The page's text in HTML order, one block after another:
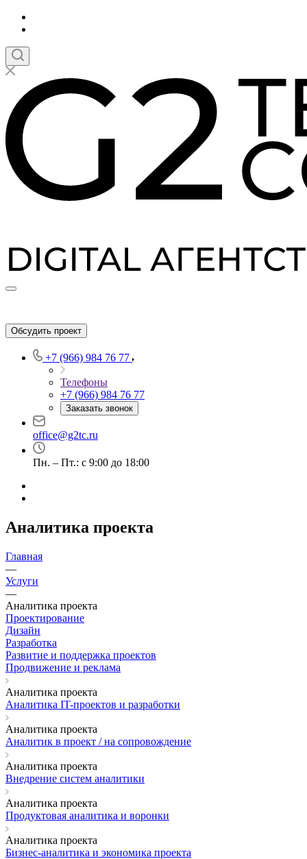
Обсудить проект
+7 (966) 984 76 77
Телефоны
+7 (966) 984 76 77
Заказать звонок
office@g2tc.ru
Пн. – Пт.: с 9:00 до 18:00
Аналитика проекта
Главная
—
Услуги
—
Аналитика проекта
Проектирование
Дизайн
Разработка
Развитие и поддержка проектов
Продвижение и реклама
Аналитика проекта
Аналитика IT-проектов и разработки
Аналитика проекта
Аналитик в проект / на сопровождение
Аналитика проекта
Внедрение систем аналитики
Аналитика проекта
Продуктовая аналитика и воронки
Аналитика проекта
Бизнес-аналитика и экономика проекта